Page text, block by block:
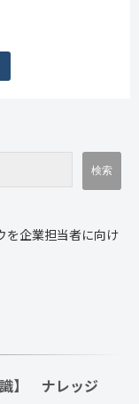
を企業担当者に向け
】　ナレッジ